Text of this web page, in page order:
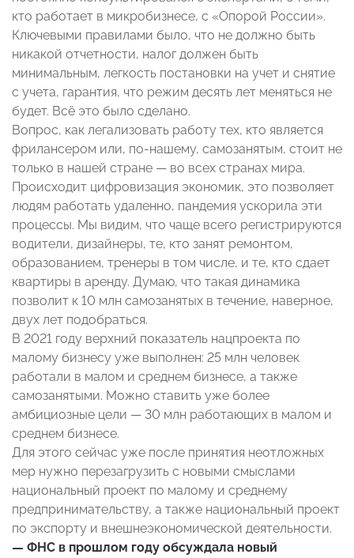
кто работает в микробизнесе, с «Опорой России».
Ключевыми правилами было, что не должно быть
никакой отчетности, налог должен быть
минимальным, легкость постановки на учет и снятие
с учета, гарантия, что режим десять лет меняться не
будет. Всё это было сделано.
Вопрос, как легализовать работу тех, кто является
фрилансером или, по-нашему, самозанятым, стоит не
только в нашей стране — во всех странах мира.
Происходит цифровизация экономик, это позволяет
людям работать удаленно, пандемия ускорила эти
процессы. Мы видим, что чаще всего регистрируются
водители, дизайнеры, те, кто занят ремонтом,
образованием, тренеры в том числе, и те, кто сдает
квартиры в аренду. Думаю, что такая динамика
позволит к 10 млн самозанятых в течение, наверное,
двух лет подобраться.
В 2021 году верхний показатель нацпроекта по
малому бизнесу уже выполнен: 25 млн человек
работали в малом и среднем бизнесе, а также
самозанятыми. Можно ставить уже более
амбициозные цели — 30 млн работающих в малом и
среднем бизнесе.
Для этого сейчас уже после принятия неотложных
мер нужно перезагрузить с новыми смыслами
национальный проект по малому и среднему
предпринимательству, а также национальный проект
по экспорту и внешнеэкономической деятельности.
— ФНС в прошлом году обсуждала новый